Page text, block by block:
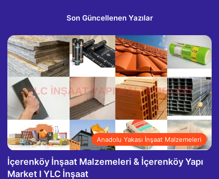
Son Güncellenen Yazılar
Anadolu Yakası İnşaat Malzemeleri
İçerenköy İnşaat Malzemeleri & İçerenköy Yapı
Market I YLC İnşaat